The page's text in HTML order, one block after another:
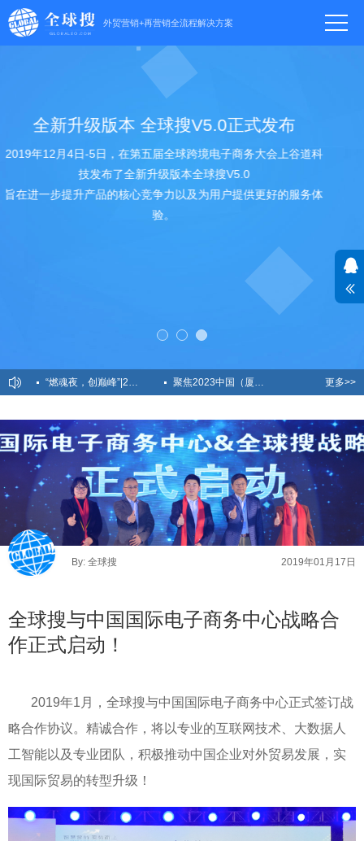
外贸营销+再营销全流程解决方案
外贸推广效果保证
全球搜 - 让全球买家主动搜上门！
谷歌SEO优化/SEM竞价/SNS社媒营销/109种语言独立网站/响应
式网站/美国服务器+全球CDN加速+独立IP/送SSL
“燃魂夜，创巅峰”|2023创贸集团全国精英盛宴荣耀时刻！ 聚焦2023中国（厦门）国际跨境电商展，创贸AICC全新亮相
2023春季运动会：寸“兔”不让，不服就干！
更多>>
By: 全球搜 2019年01月17日
全球搜与中国国际电子商务中心战略合
作正式启动！
2019年1月，全球搜与中国国际电子商务中心正式签订战
略合作协议。精诚合作，将以专业的互联网技术、大数据人
工智能以及专业团队，积极推动中国企业对外贸易发展，实
现国际贸易的转型升级！